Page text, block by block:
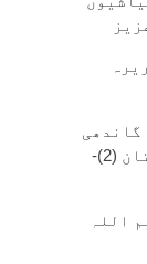
گاندھی
کے متضاد رویوں کی درد ناک داستان (2)-
اللہ